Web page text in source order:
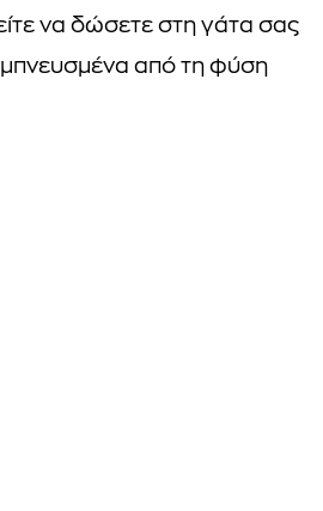
να δώσετε στη γάτα σας
από τη φύση